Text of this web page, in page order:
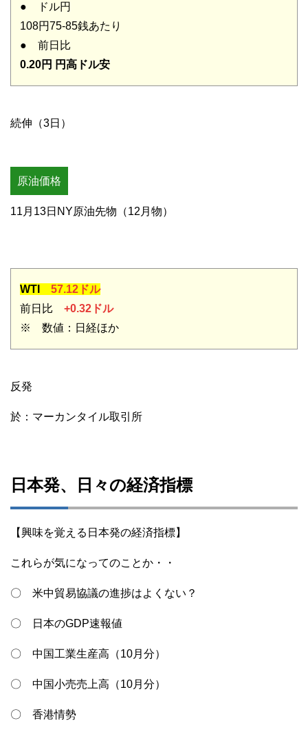
● ドル円
108円75-85銭あたり
● 前日比
0.20円 円高ドル安
続伸（3日）
原油価格
11月13日NY原油先物（12月物）
WTI 57.12ドル
前日比 +0.32ドル
※ 数値：日経ほか
反発
於：マーカンタイル取引所
日本発、日々の経済指標
【興味を覚える日本発の経済指標】
これらが気になってのことか・・
〇 米中貿易協議の進捗はよくない？
〇 日本のGDP速報値
〇 中国工業生産高（10月分）
〇 中国小売売上高（10月分）
〇 香港情勢